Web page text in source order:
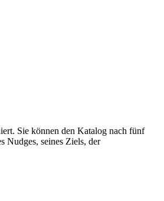
Sie können den Katalog nach fünf
Nudges, seines Ziels, der